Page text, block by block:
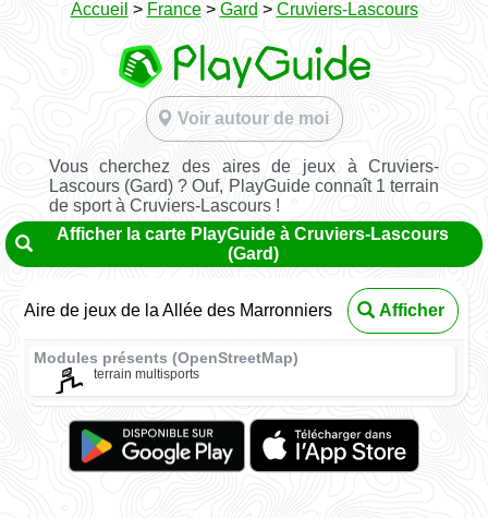
Accueil > France> Gard > Cruviers-Lascours
Voir autour de moi
Vous cherchez des aires de jeux à Cruviers-
Lascours (Gard) ? Ouf, PlayGuide connaît 1 terrain
de sport à Cruviers-Lascours !
Afficher la carte PlayGuide à Cruviers-Lascours
(Gard)
Aire de jeux de la Allée des Marronniers Afficher
Modules présents (OpenStreetMap)
terrain multisports